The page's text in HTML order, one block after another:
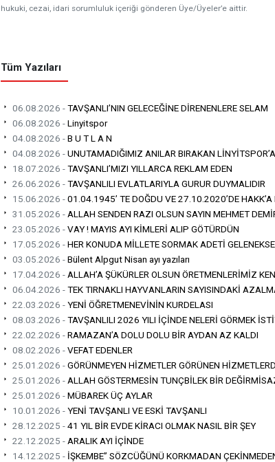
hukuki, cezai, idari sorumluluk içeriği gönderen Üye/Üyeler’e aittir.
Tüm Yazıları
06.08.2026 -TAVŞANLI’NIN GELECEĞİNE DİRENENLERE SELAM
06.08.2026 -Linyitspor
04.08.2026 -B U T L A N
04.08.2026 -UNUTAMADIĞIMIZ ANILAR BIRAKAN
18.07.2026 -TAVŞANLI’MIZI YILLARCA REKLAM EDEN
26.06.2026 -TAVŞANLILI EVLATLARIYLA GURUR DUYMALIDIR
15.06.2026 -01.04.1945’ TE DOĞDU VE 27.10.2020’DE HAKK’A
31.05.2026 - ALLAH SENDEN RAZI OLSUN SAYIN MEHMET
23.05.2026 -VAY ! MAYIS AYI KİMLERİ ALIP GÖTÜRDÜN
17.05.2026 -HER KONUDA MİLLETE SORMAK ADETİ
03.05.2026 -Bülent Alpgut Nisan ayı yazıları
17.04.2026 - ALLAH’A ŞÜKÜRLER OLSUN ÖRETMENLERİMİZ
06.04.2026 -TEK TIRNAKLI HAYVANLARIN SAYISINDAKİ
22.03.2026 -YENİ ÖĞRETMENEVİNİN KURDELASI
08.03.2026 -TAVŞANLILI 2026 YILI İÇİNDE NELERİ GÖRMEK
22.02.2026 -RAMAZAN’A DOLU DOLU BİR AYDAN AZ KALDI
08.02.2026 -VEFAT EDENLER
25.01.2026 -GÖRÜNMEYEN HİZMETLER GÖRÜNEN
25.01.2026 - ALLAH GÖSTERMESİN TUNÇBİLEK BİR
25.01.2026 -MÜBAREK ÜÇ AYLAR
10.01.2026 -YENİ TAVŞANLI VE ESKİ TAVŞANLI
28.12.2025 -41 YIL BİR EVDE KİRACI OLMAK NASIL BİR ŞEY
22.12.2025 - ARALIK AYI İÇİNDE
14.12.2025 - İŞKEMBE” SÖZCÜĞÜNÜ KORKMADAN